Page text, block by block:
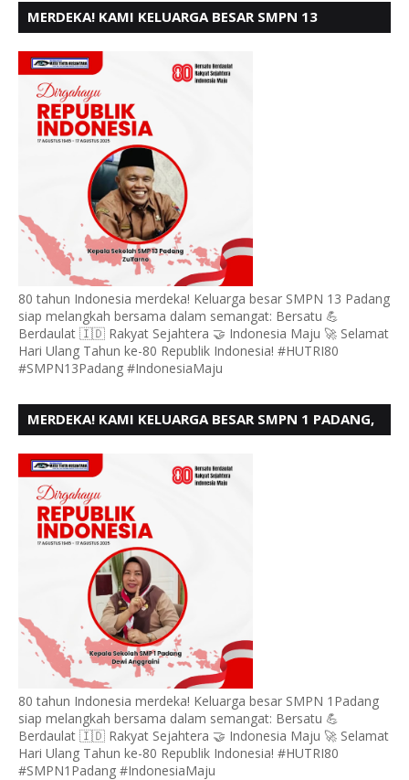
MERDEKA! KAMI KELUARGA BESAR SMPN 13
80 tahun Indonesia merdeka! Keluarga besar SMPN 13 Padang
siap melangkah bersama dalam semangat: Bersatu 💪
Berdaulat 🇮🇩 Rakyat Sejahtera 🤝 Indonesia Maju 🚀 Selamat
Hari Ulang Tahun ke-80 Republik Indonesia! #HUTRI80
#SMPN13Padang #IndonesiaMaju
MERDEKA! KAMI KELUARGA BESAR SMPN 1 PADANG,
80 tahun Indonesia merdeka! Keluarga besar SMPN 1Padang
siap melangkah bersama dalam semangat: Bersatu 💪
Berdaulat 🇮🇩 Rakyat Sejahtera 🤝 Indonesia Maju 🚀 Selamat
Hari Ulang Tahun ke-80 Republik Indonesia! #HUTRI80
#SMPN1Padang #IndonesiaMaju